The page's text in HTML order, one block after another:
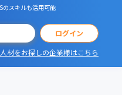
のスキルも活用可能
ログイン
人材をお探しの企業様はこちら